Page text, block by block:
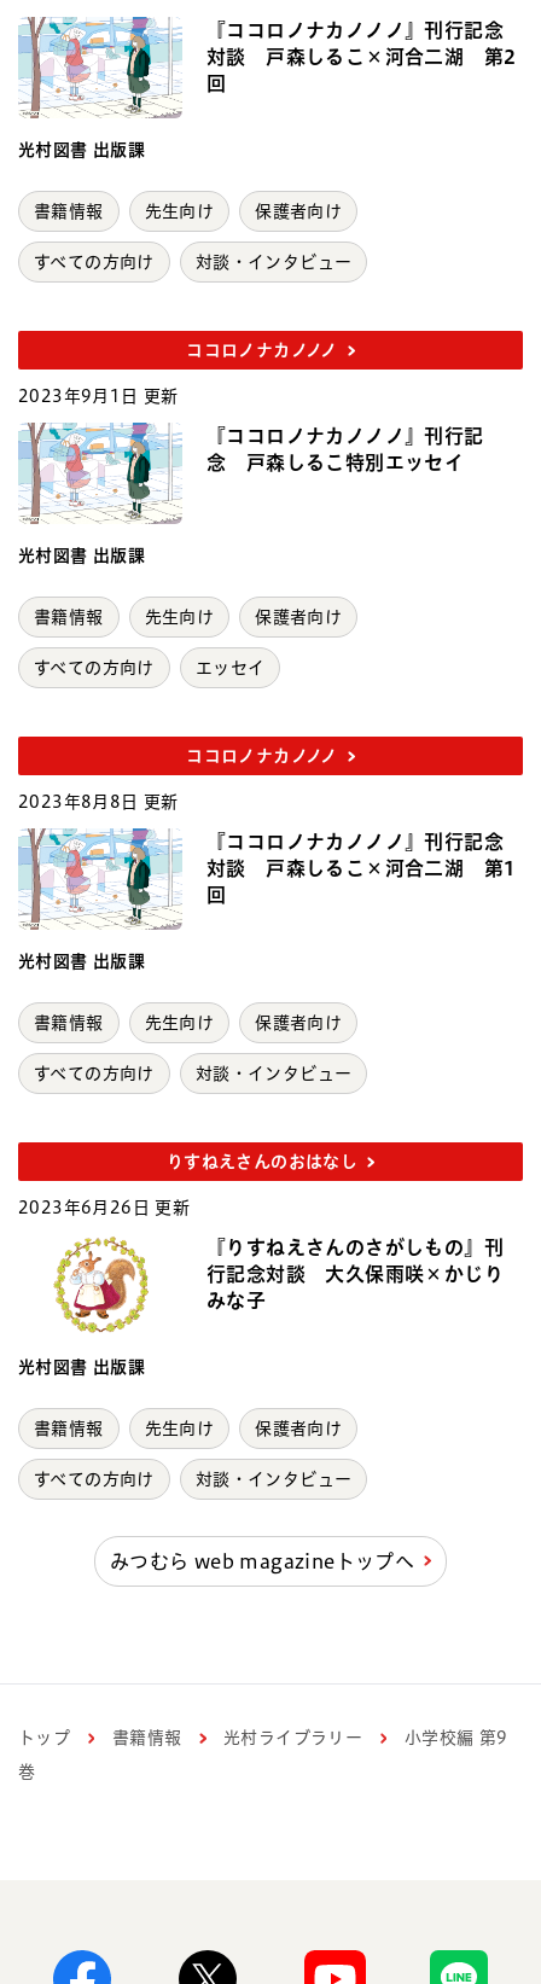
『ココロノナカノノノ』刊行記念
対談 戸森しるこ×河合二湖 第2
回
光村図書 出版課
書籍情報 先生向け 保護者向け
すべての方向け 対談・インタビュー
ココロノナカノノノ
2023年9月1日 更新
『ココロノナカノノノ』刊行記
念 戸森しるこ特別エッセイ
光村図書 出版課
書籍情報 先生向け 保護者向け
すべての方向け エッセイ
ココロノナカノノノ
2023年8月8日 更新
『ココロノナカノノノ』刊行記念
対談 戸森しるこ×河合二湖 第1
回
光村図書 出版課
書籍情報 先生向け 保護者向け
すべての方向け 対談・インタビュー
りすねえさんのおはなし
2023年6月26日 更新
『りすねえさんのさがしもの』刊
行記念対談 大久保雨咲×かじり
みな子
光村図書 出版課
書籍情報 先生向け 保護者向け
すべての方向け 対談・インタビュー
みつむら web magazineトップへ
トップ 書籍情報 光村ライブラリー
小学校編 第9
巻